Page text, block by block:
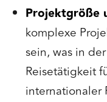
Projektgröße
komplexe
sein, was in
Reisetätigkeit
internationaler